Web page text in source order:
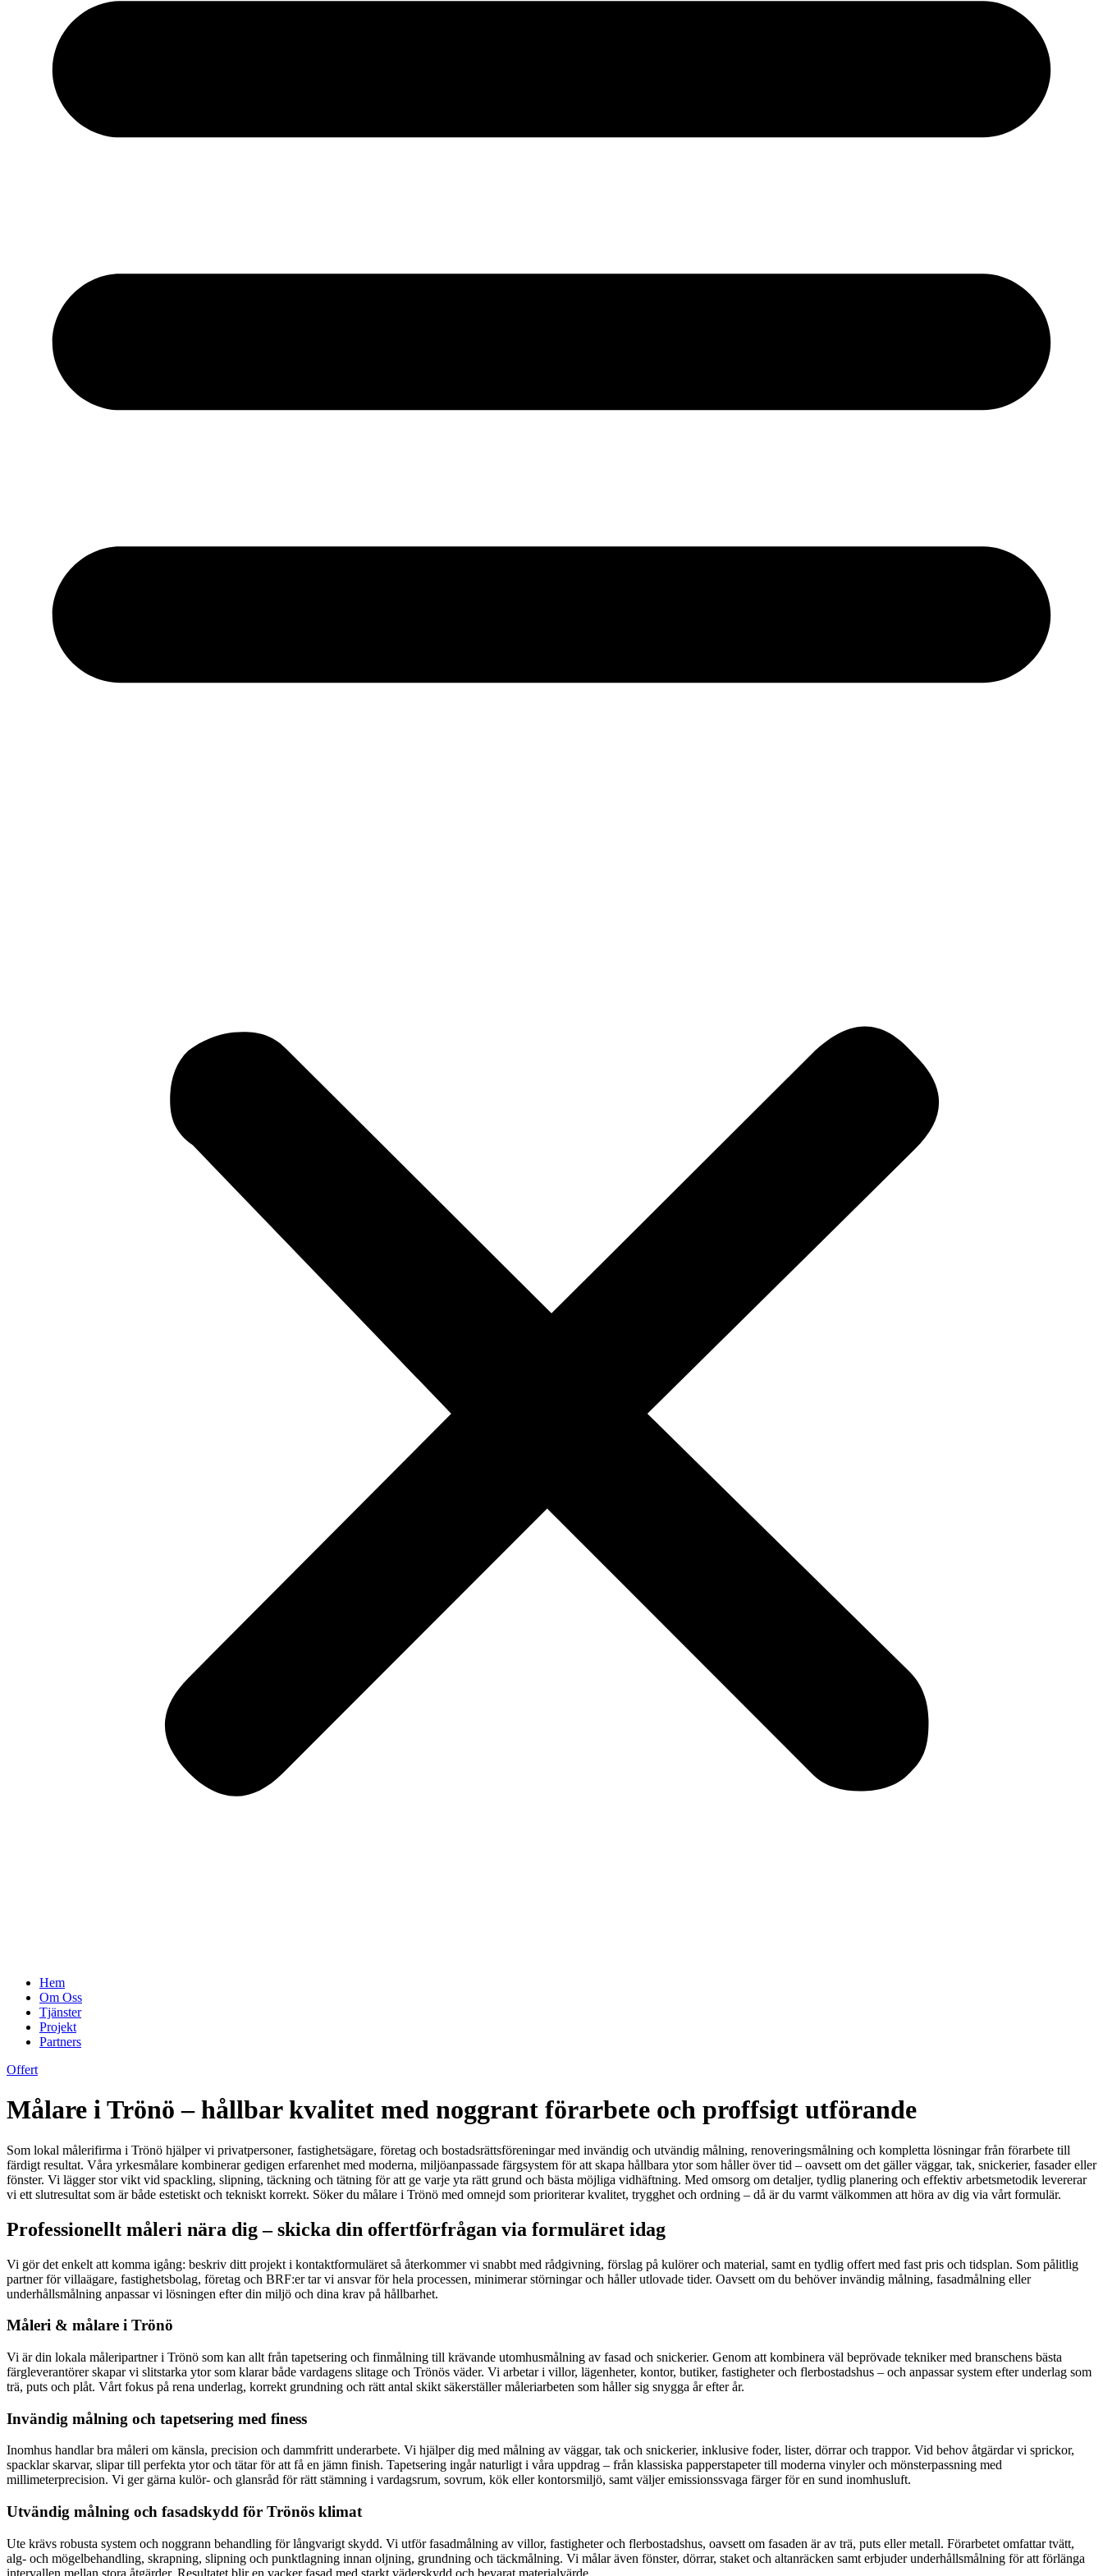
Hem
Om Oss
Tjänster
Projekt
Partners
Offert
Målare i Trönö – hållbar kvalitet med noggrant förarbete och proffsigt utförande
Som lokal målerifirma i Trönö hjälper vi privatpersoner, fastighetsägare, företag och bostadsrättsföreningar med invändig och utvändig målning, renoveringsmålning och kompletta lösningar från förarbete till
färdigt resultat. Våra yrkesmålare kombinerar gedigen erfarenhet med moderna, miljöanpassade färgsystem för att skapa hållbara ytor som håller över tid – oavsett om det gäller väggar, tak, snickerier, fasader eller
fönster. Vi lägger stor vikt vid spackling, slipning, täckning och tätning för att ge varje yta rätt grund och bästa möjliga vidhäftning. Med omsorg om detaljer, tydlig planering och effektiv arbetsmetodik levererar
vi ett slutresultat som är både estetiskt och tekniskt korrekt. Söker du målare i Trönö med omnejd som prioriterar kvalitet, trygghet och ordning – då är du varmt välkommen att höra av dig via vårt formulär.
Professionellt måleri nära dig – skicka din offertförfrågan via formuläret idag
Vi gör det enkelt att komma igång: beskriv ditt projekt i kontaktformuläret så återkommer vi snabbt med rådgivning, förslag på kulörer och material, samt en tydlig offert med fast pris och tidsplan. Som pålitlig
partner för villaägare, fastighetsbolag, företag och BRF:er tar vi ansvar för hela processen, minimerar störningar och håller utlovade tider. Oavsett om du behöver invändig målning, fasadmålning eller
underhållsmålning anpassar vi lösningen efter din miljö och dina krav på hållbarhet.
Måleri & målare i Trönö
Vi är din lokala måleripartner i Trönö som kan allt från tapetsering och finmålning till krävande utomhusmålning av fasad och snickerier. Genom att kombinera väl beprövade tekniker med branschens bästa
färgleverantörer skapar vi slitstarka ytor som klarar både vardagens slitage och Trönös väder. Vi arbetar i villor, lägenheter, kontor, butiker, fastigheter och flerbostadshus – och anpassar system efter underlag som
trä, puts och plåt. Vårt fokus på rena underlag, korrekt grundning och rätt antal skikt säkerställer måleriarbeten som håller sig snygga år efter år.
Invändig målning och tapetsering med finess
Inomhus handlar bra måleri om känsla, precision och dammfritt underarbete. Vi hjälper dig med målning av väggar, tak och snickerier, inklusive foder, lister, dörrar och trappor. Vid behov åtgärdar vi sprickor,
spacklar skarvar, slipar till perfekta ytor och tätar för att få en jämn finish. Tapetsering ingår naturligt i våra uppdrag – från klassiska papperstapeter till moderna vinyler och mönsterpassning med
millimeterprecision. Vi ger gärna kulör- och glansråd för rätt stämning i vardagsrum, sovrum, kök eller kontorsmiljö, samt väljer emissionssvaga färger för en sund inomhusluft.
Utvändig målning och fasadskydd för Trönös klimat
Ute krävs robusta system och noggrann behandling för långvarigt skydd. Vi utför fasadmålning av villor, fastigheter och flerbostadshus, oavsett om fasaden är av trä, puts eller metall. Förarbetet omfattar tvätt,
alg- och mögelbehandling, skrapning, slipning och punktlagning innan oljning, grundning och täckmålning. Vi målar även fönster, dörrar, staket och altanräcken samt erbjuder underhållsmålning för att förlänga
intervallen mellan stora åtgärder. Resultatet blir en vacker fasad med starkt väderskydd och bevarat materialvärde.